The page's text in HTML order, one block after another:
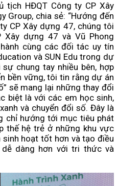
tịch HĐQT Công ty CP Xây
Group, chia sẻ: “Hướng đến
CP Xây dựng 47, chúng tôi
dựng 47 và Vũ Phong
cùng các đối tác uy tín
và SUN Edu trong dự
chung tay nhiều bên, hợp
bền vững, tôi tin rằng dự án
sẽ mang lại những thay đổi
biệt là với các em học sinh,
và chuyển đổi số. Đây là
chỉ hướng tới mục tiêu phát
thế hệ trẻ ở những khu vực
sinh hoạt tốt hơn và tạo điều
dàng hơn với tri thức và